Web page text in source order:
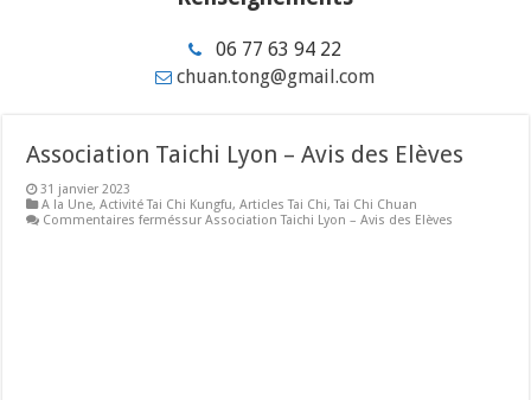
06 77 63 94 22
chuan.tong@gmail.com
Association Taichi Lyon – Avis des Elèves
31 janvier 2023
A la Une,Activité Tai Chi Kungfu,Articles Tai Chi,Tai Chi Chuan
Commentaires ferméssur Association Taichi Lyon – Avis des Elèves